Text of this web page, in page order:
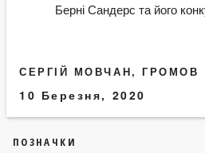
Берні Сандерс та його
СЕРГІЙ МОВЧАН, ГРОМОВ
10 Березня, 2020
ПОЗНАЧКИ